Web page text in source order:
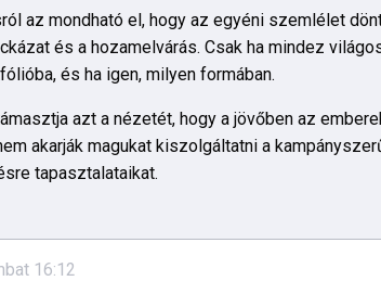
az mondható el, hogy az egyéni szemlélet
és a hozamelvárás. Csak ha mindez
és ha igen, milyen formában.
azt a nézetét, hogy a jövőben az
akarják magukat kiszolgáltatni a
tapasztalataikat.
16:12